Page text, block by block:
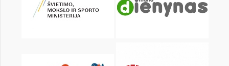
Pr An Kt Pn